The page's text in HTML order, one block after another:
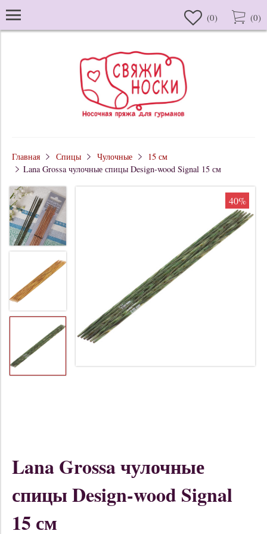
(0) (0)
Главная Спицы Чулочные
15 см
Lana Grossa чулочные спицы Design-wood Signal 15 см
40% 40%
Lana Grossa чулочные
спицы Design-wood Signal
15 см